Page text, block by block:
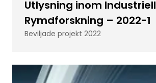
Utlysning inom Industriell
Rymdforskning – 2022-1
Beviljade projekt 2022